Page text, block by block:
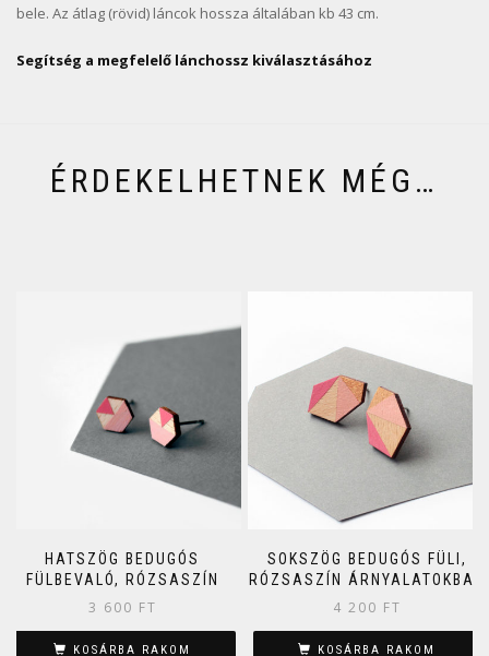
bele. Az átlag (rövid) láncok hossza általában kb 43 cm.
Segítség a megfelelő lánchossz kiválasztásához
ÉRDEKELHETNEK MÉG…
HATSZÖG BEDUGÓS
FÜLBEVALÓ, RÓZSASZÍN
3 600 FT
KOSÁRBA RAKOM
SOKSZÖG BEDUGÓS FÜLI,
RÓZSASZÍN ÁRNYALATOKBAN
4 200 FT
KOSÁRBA RAKOM